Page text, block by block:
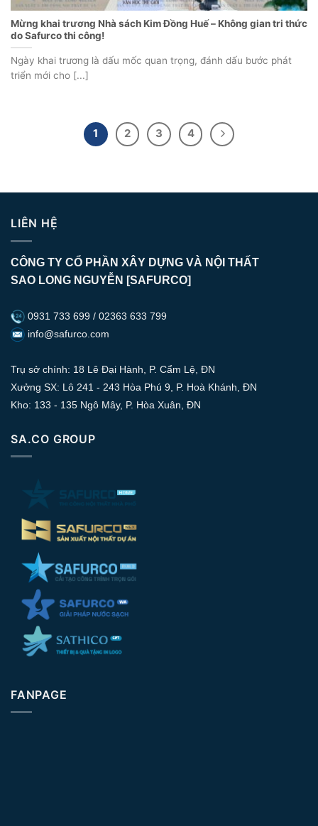
Mừng khai trương Nhà sách Kim Đồng Huế – Không gian tri thức
do Safurco thi công!
Ngày khai trương là dấu mốc quan trọng, đánh dấu bước phát
triển mới cho [...]
1 2 3 4
LIÊN HỆ
CÔNG TY CỔ PHẦN XÂY DỰNG VÀ NỘI THẤT
SAO LONG NGUYỄN [SAFURCO]
0931 733 699 / 02363 633 799
info@safurco.com
Trụ sở chính: 18 Lê Đại Hành, P. Cẩm Lệ, ĐN
Xưởng SX: Lô 241 - 243 Hòa Phú 9, P. Hoà Khánh, ĐN
Kho: 133 - 135 Ngô Mây, P. Hòa Xuân, ĐN
SA.CO GROUP
FANPAGE